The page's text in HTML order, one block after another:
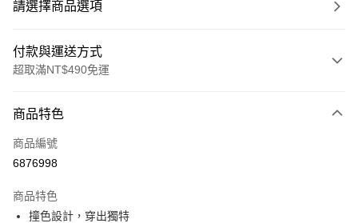
請選擇商品選項
付款與運送方式
超取滿NT$490免運
信用卡一次付款
超商取貨付款
Apple Pay
商品特色
商品編號
6876998
商品特色
撞色設計，穿出獨特